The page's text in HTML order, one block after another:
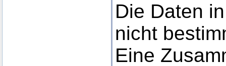
Die Daten
nicht
Eine